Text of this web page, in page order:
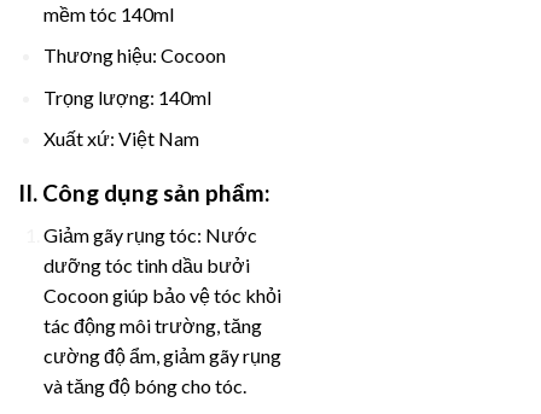
mềm tóc 140ml
Thương hiệu: Cocoon
Trọng lượng: 140ml
Xuất xứ: Việt Nam
II. Công dụng sản phẩm:
Giảm gãy rụng tóc: Nước
dưỡng tóc tinh dầu bưởi
Cocoon giúp bảo vệ tóc khỏi
tác động môi trường, tăng
cường độ ẩm, giảm gãy rụng
và tăng độ bóng cho tóc.